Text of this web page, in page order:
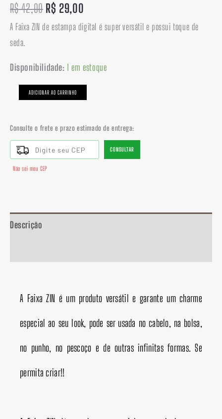
R$42,00 R$ 29,00
A Faixa ZIN de estampa digital é super versátil e possui toque de
seda.
Disponibilidade: 1 em estoque
ADICIONAR AO CARRINHO
Consulte o frete e prazo estimado de entrega:
CONSULTAR
Não sei meu CEP
Descrição
A Faixa ZIN é um produto versátil e garante um charme
especial ao seu look, pode ser usada no cabelo, na bolsa,
no punho, no pescoço e de outras infinitas formas. Se
permita criar!!